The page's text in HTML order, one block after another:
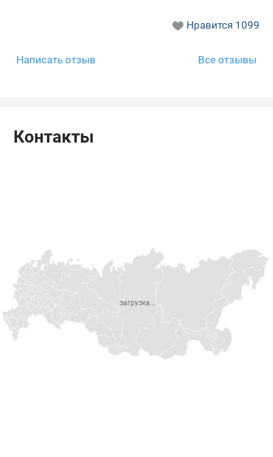
Нравится 1099
Написать отзыв Все отзывы
Контакты
загрузка...